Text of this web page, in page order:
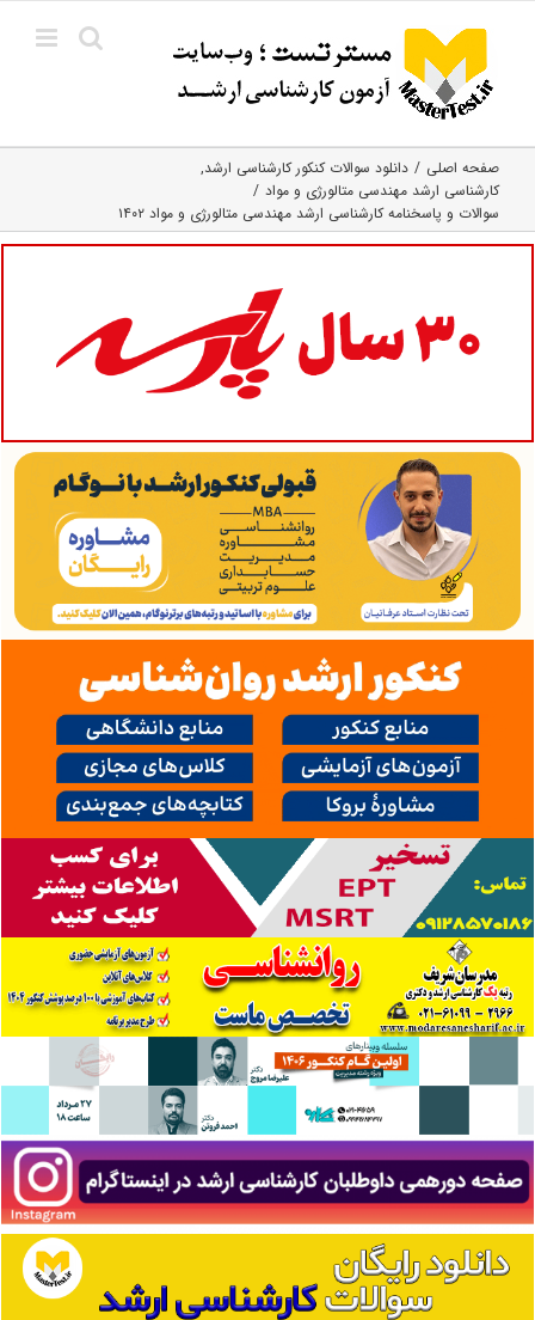
content
صفحه اصلی
دانلود سوالات کنکور کارشناسی ارشد
کارشناسی ارشد مهندسی متالورژی و مواد
سوالات و پاسخنامه کارشناسی ارشد مهندسی متالورژی و مواد ۱۴۰۲